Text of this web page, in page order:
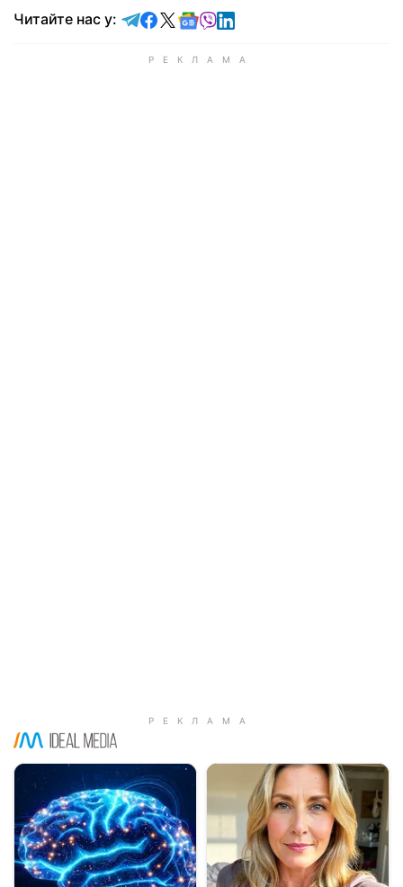
Читайте нас у: Читайте у Telegram
Читайте у Facebook
Читайте у X
Читайте у Google news
Читайте у Viber
Читайте у LinkedIn